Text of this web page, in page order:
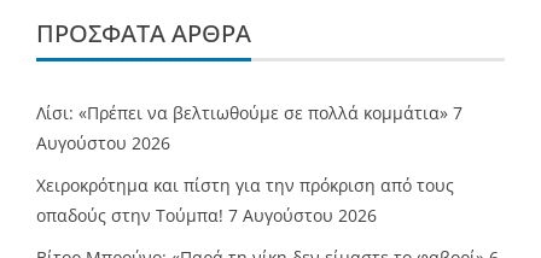
ΠΡΌΣΦΑΤΑ ΆΡΘΡΑ
Λίσι: «Πρέπει να βελτιωθούμε σε πολλά κομμάτια» 7
Αυγούστου 2026
Χειροκρότημα και πίστη για την πρόκριση από τους
οπαδούς στην Τούμπα! 7 Αυγούστου 2026